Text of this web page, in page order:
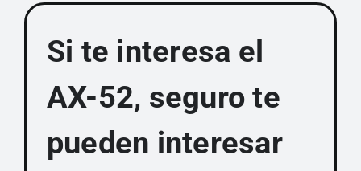
Si te interesa el
AX-52, seguro te
pueden interesar